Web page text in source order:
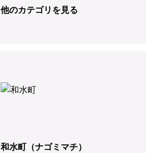
他のカテゴリを見る
和水町（ナゴミマチ）